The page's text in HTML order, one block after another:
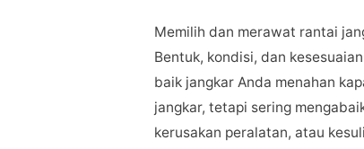
Memilih dan merawat rantai
Bentuk, kondisi, dan
baik jangkar Anda menahan
jangkar, tetapi sering
kerusakan peralatan, atau